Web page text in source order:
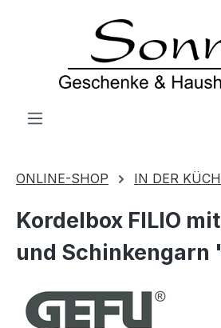
Zum Hauptinhalt springen
ONLINE-SHOP IN DER
Kordelbox FILIO
und